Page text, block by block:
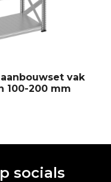
vak
100-200 mm
socials